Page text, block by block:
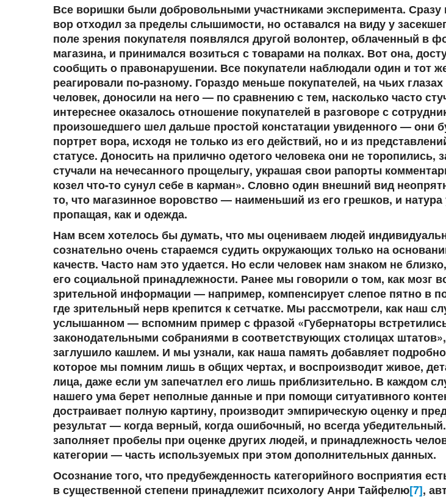
Все воришки были добровольными участниками эксперимента.
вор отходил за пределы слышимости, но оставался на виду у
поле зрения покупателя появлялся другой волонтер, облаченный в
магазина, и принимался возиться с товарами на полках. Вот она,
сообщить о правонарушении. Все покупатели наблюдали один и тот
реагировали по-разному. Гораздо меньше покупателей, на чьих
человек, доносили на него — по сравнению с тем, насколько часто
интереснее оказалось отношение покупателей в разговоре с
произошедшего шел дальше простой констатации увиденного — они
портрет вора, исходя не только из его действий, но и из
статусе. Доносить на прилично одетого человека они не торопились,
стучали на нечесанного прощелыгу, украшая свои рапорты
козел что-то сунул себе в карман». Словно один внешний вид
то, что магазинное воровство — наименьший из его грешков, и натура
пропащая, как и одежда.
Нам всем хотелось бы думать, что мы оцениваем людей
сознательно очень стараемся судить окружающих только на
качеств. Часто нам это удается. Но если человек нам знаком не
его социальной принадлежности. Ранее мы говорили о том, как мозг
зрительной информации — например, компенсирует слепое пятно в
где зрительный нерв крепится к сетчатке. Мы рассмотрели, как наш
услышанном — вспомним пример с фразой «Губернаторы
законодательными собраниями в соответствующих столицах штатов»,
заглушило кашлем. И мы узнали, как наша память добавляет
которое мы помним лишь в общих чертах, и воспроизводит живое,
лица, даже если ум запечатлел его лишь приблизительно. В каждом
нашего ума берет неполные данные и при помощи ситуативного
достраивает полную картину, производит эмпирическую оценку и
результат — когда верный, когда ошибочный, но всегда
заполняет пробелы при оценке других людей, и принадлежность
категории — часть используемых при этом дополнительных данных.
Осознание того, что предубежденность категорийного восприятия
в существенной степени принадлежит психологу Анри Тайфелю[7],